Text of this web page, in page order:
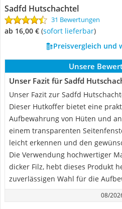
Sadfd Hutschachtel
31 Bewertungen
ab 16,00 € ( Sofort lieferbar)
Preisvergleich und
Unsere
Unser Fazit für Sadfd
Unser Fazit zur Sadfd
Dieser Hutkoffer bietet eine
Aufbewahrung von Hüten und
einem transparenten
leicht erkennen und den
Die Verwendung hochwertiger
dicker Filz, hebt dieses Produkt
zuverlässigen Wahl für die
08/